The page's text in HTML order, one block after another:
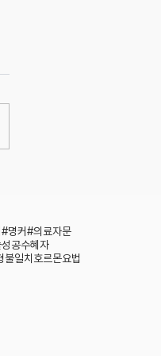
명커#의료자문
공수혜자
불일치 호르몬요법